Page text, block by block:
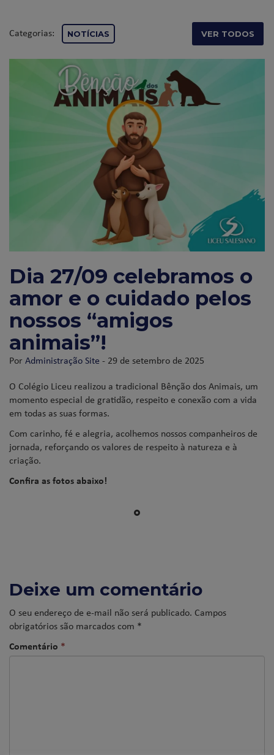
Categorias: NOTÍCIAS VER TODOS
Dia 27/09 celebramos o
amor e o cuidado pelos
nossos “amigos
animais”!
PorAdministração Site - 29 de setembro de 2025
O Colégio Liceu realizou a tradicional Bênção dos Animais, um
momento especial de gratidão, respeito e conexão com a vida
em todas as suas formas.
Com carinho, fé e alegria, acolhemos nossos companheiros de
jornada, reforçando os valores de respeito à natureza e à
criação.
Confira as fotos abaixo!
Deixe um comentário
O seu endereço de e-mail não será publicado. Campos
obrigatórios são marcados com *
Comentário *